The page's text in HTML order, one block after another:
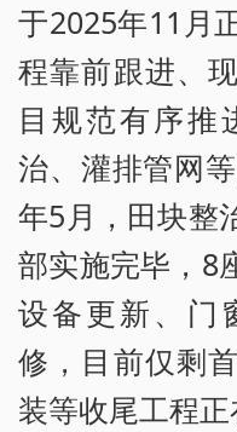
于2025年11月
程靠前跟进、
目规范有序推
治、灌排管网
年5月，田块整
部实施完毕，8
设备更新、门
修，目前仅剩
装等收尾工程